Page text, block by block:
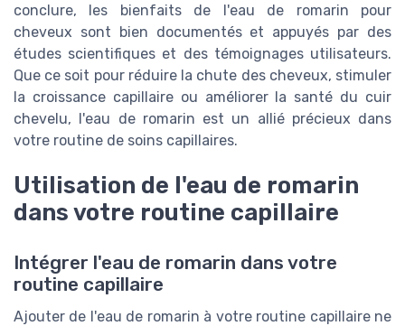
conclure, les bienfaits de l'eau de romarin pour
cheveux sont bien documentés et appuyés par des
études scientifiques et des témoignages utilisateurs.
Que ce soit pour réduire la chute des cheveux, stimuler
la croissance capillaire ou améliorer la santé du cuir
chevelu, l'eau de romarin est un allié précieux dans
votre routine de soins capillaires.
Utilisation de l'eau de romarin
dans votre routine capillaire
Intégrer l'eau de romarin dans votre
routine capillaire
Ajouter de l'eau de romarin à votre routine capillaire ne